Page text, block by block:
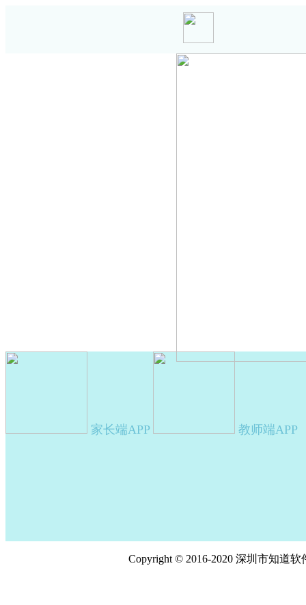
家长端APP 教师端APP
Copyright © 2016-2020 深圳市知道